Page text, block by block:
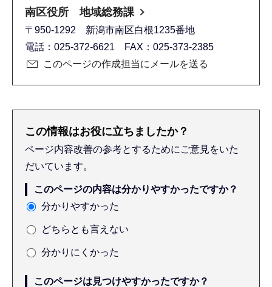
南区役所 地域総務課
〒950-1292 新潟市南区白根1235番地
電話：025-372-6621 FAX：025-373-2385
このページの作成担当にメールを送る
この情報はお役に立ちましたか？
ページ内容改善の参考とするためにご意見をいた
だいています。
このページの内容は分かりやすかったですか？
分かりやすかった
どちらとも言えない
分かりにくかった
このページは見つけやすかったですか？